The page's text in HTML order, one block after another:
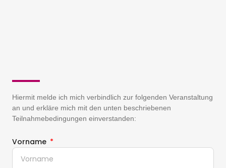
Hiermit melde ich mich verbindlich zur folgenden Veranstaltung
an und erkläre mich mit den unten beschriebenen
Teilnahmebedingungen einverstanden:
Vorname